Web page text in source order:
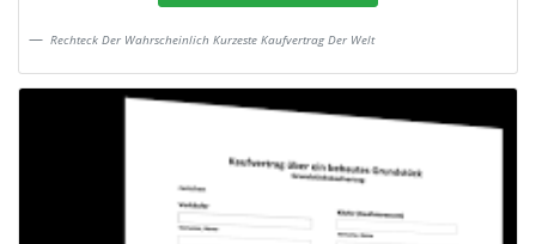
Rechteck Der Wahrscheinlich Kurzeste Kaufvertrag Der Welt